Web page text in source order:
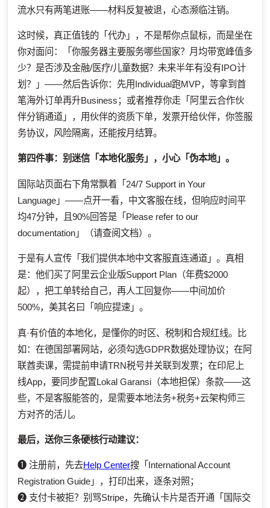
流水只有两笔进账——材料反复被退，心态濒临注销。
这时候，真正值钱的「代办」，不是帮你点鼠标，而是坐在
你对面问：「你服务器主要服务哪些国家？月均带宽峰值多
少？是否涉及金融/医疗/儿童数据？未来半年有没有IPO计
划？」——然后告诉你：先用Individual跑MVP，等拿到首
笔海外订单再升Business；或者推荐你走「阿里云合作伙
伴分销通道」，用伙伴的资质下单，发票开给伙伴，你签服
务协议，风险隔离，还能按月结算。
第四件事：别迷信「本地化服务」，小心「伪本地」。
国际站页面右下角常飘着「24/7 Support in Your
Language」——点开一看，中文客服在线，但响应时间平
均47分钟，且90%回答是「Please refer to our
documentation」（请查阅文档）。
于是有人宣传「我们提供本地中文客服直连通道」。真相
是：他们买了阿里云企业版Support Plan（年费$2000
起），把工单转给自己，再人工回复你——中间加价
500%，美其名曰「响应提速」。
真·有价值的本地化，是懂你的时区、税制和合规红线。比
如：在德国部署网站，必须勾选GDPR数据处理协议；在阿
联酋卖课，需提前申请TRN税号并关联到发票；在印尼上
线App，要同步配置Lokal Garansi（本地担保）条款——这
些，不是客服能答的，是需要本地法务+税务+云架构师三
方对齐的活儿。
最后，送你三条硬核行动建议：
❶ 注册前，先去Help Center搜「International Account
Registration Guide」，打印出来，逐条对照；
❷ 支付卡被拒？别骂Stripe，先确认卡片是否开通「国际交